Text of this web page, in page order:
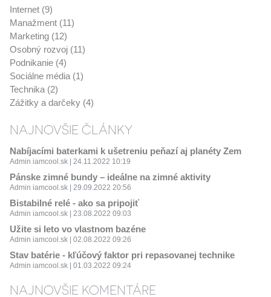
Internet (9)
Manažment (11)
Marketing (12)
Osobný rozvoj (11)
Podnikanie (4)
Sociálne média (1)
Technika (2)
Zážitky a darčeky (4)
NAJNOVŠIE ČLÁNKY
Nabíjacími baterkami k ušetreniu peňazí aj planéty Zem
Admin iamcool.sk | 24.11.2022 10:19
Pánske zimné bundy – ideálne na zimné aktivity
Admin iamcool.sk | 29.09.2022 20:56
Bistabilné relé - ako sa pripojiť
Admin iamcool.sk | 23.08.2022 09:03
Užite si leto vo vlastnom bazéne
Admin iamcool.sk | 02.08.2022 09:26
Stav batérie - kľúčový faktor pri repasovanej technike
Admin iamcool.sk | 01.03.2022 09:24
NAJNOVŠIE KOMENTÁRE